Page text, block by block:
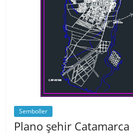
Semboller
Plano şehir